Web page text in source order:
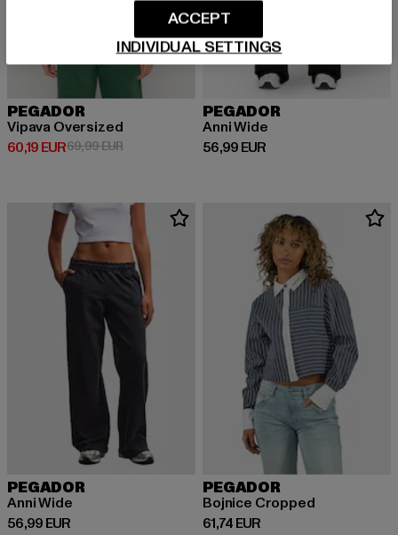
PEGADOR
Vipava Oversized
60,19 EUR
Derzeitiger Preis: 60,19 EUR
69,99 EURAktionspreis: 69,99 EUR
PEGADOR
Anni Wide
56,99 EUR
Derzeitiger Preis: 56,99 EUR
PEGADOR
Anni Wide
56,99 EUR
Derzeitiger Preis: 56,99 EUR
PEGADOR
Bojnice Cropped
61,74 EUR
Derzeitiger Preis: 61,74 EUR
INDIVIDUAL SETTINGS
ACCEPT